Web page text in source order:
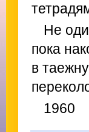
Не
пока
в
1960